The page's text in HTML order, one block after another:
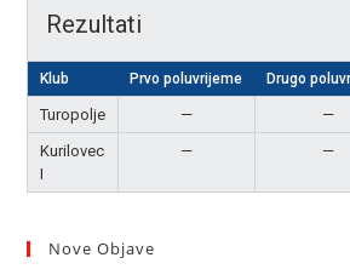
Rezultati
Klub Prvo poluvrijeme Drugo
Turopolje — —
Kurilovec
I
— —
Nove Objave